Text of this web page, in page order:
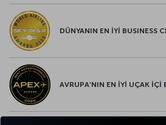
DÜNYANIN EN İYİ BUSINESS
AVRUPA’NIN EN İYİ UÇAK İÇİ